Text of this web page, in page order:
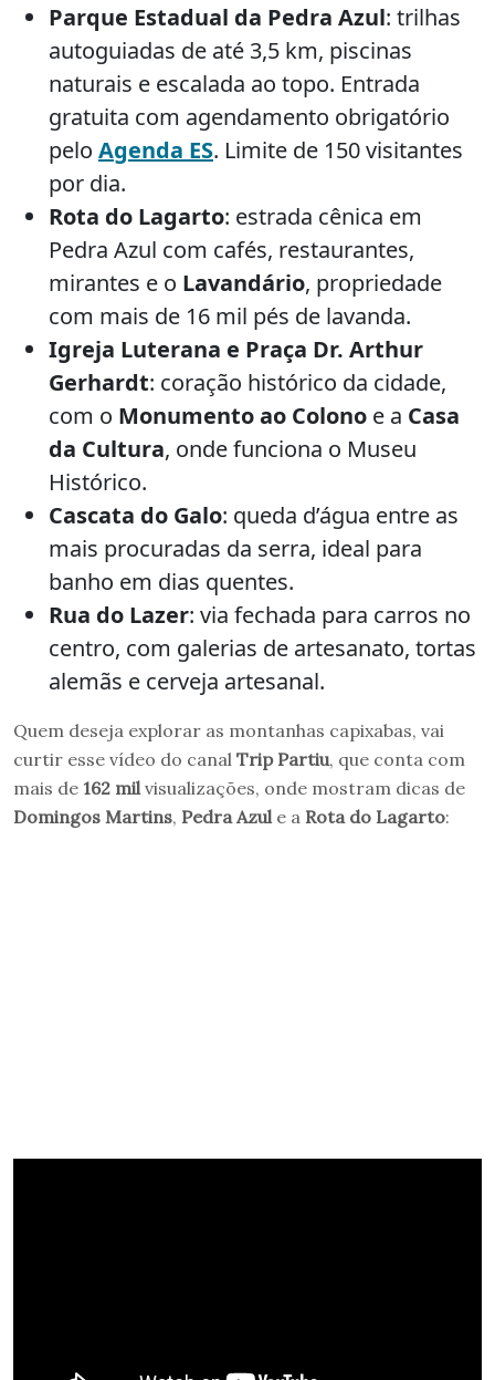
Parque Estadual da Pedra Azul: trilhas
autoguiadas de até 3,5 km, piscinas
naturais e escalada ao topo. Entrada
gratuita com agendamento obrigatório
pelo Agenda ES. Limite de 150 visitantes
por dia.
Rota do Lagarto: estrada cênica em
Pedra Azul com cafés, restaurantes,
mirantes e o Lavandário, propriedade
com mais de 16 mil pés de lavanda.
Igreja Luterana e Praça Dr. Arthur
Gerhardt: coração histórico da cidade,
com o Monumento ao Colono e a Casa
da Cultura, onde funciona o Museu
Histórico.
Cascata do Galo: queda d’água entre as
mais procuradas da serra, ideal para
banho em dias quentes.
Rua do Lazer: via fechada para carros no
centro, com galerias de artesanato, tortas
alemãs e cerveja artesanal.
Quem deseja explorar as montanhas capixabas, vai
curtir esse vídeo do canal Trip Partiu, que conta com
mais de 162 mil visualizações, onde mostram dicas de
Domingos Martins, Pedra Azul e a Rota do Lagarto: